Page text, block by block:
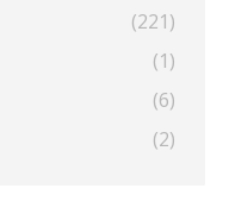
(221)
(1)
(6)
(2)